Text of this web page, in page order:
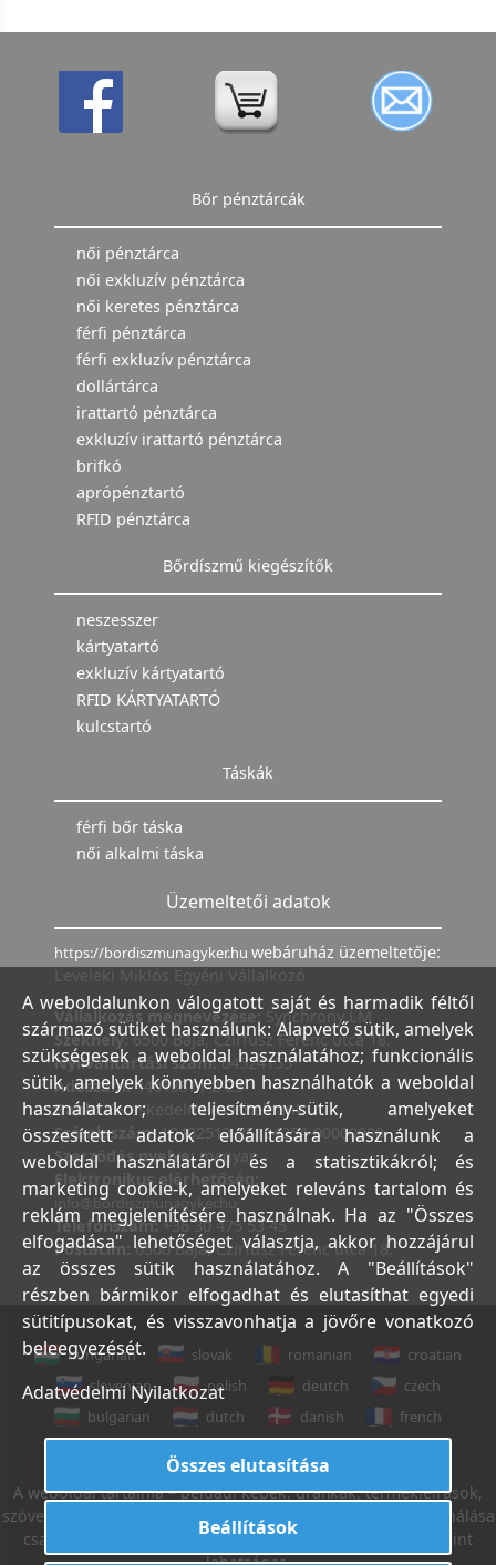
Bőr pénztárcák
női pénztárca
női exkluzív pénztárca
női keretes pénztárca
férfi pénztárca
férfi exkluzív pénztárca
dollártárca
irattartó pénztárca
exkluzív irattartó pénztárca
brifkó
aprópénztartó
RFID pénztárca
Bőrdíszmű kiegészítők
neszesszer
kártyatartó
exkluzív kártyatartó
RFID KÁRTYATARTÓ
kulcstartó
Táskák
férfi bőr táska
női alkalmi táska
Üzemeltetői adatok
https://bordiszmunagyker.hu webáruház üzemeltetője:
Leveleki Miklós Egyéni Vállalkozó
Vállalkozás megnevezése: Synchrony LM
Székhely:6500 Baja, Czirfusz Ferenc utca 18.
Nyilvántartási szám:04524155
Adószám:44018371-2-23
Bank:Kereskedelmi és Hitelbank
Számlaszám:10402513-25154254-00000000
Szerződés nyelve:magyar
Elektronikus elérhetőség:
info@bordiszmunagyker.hu
Telefonszám: +36 30 475 53 45
Postacím:6500 Baja, Czirfusz Ferenc utca 18.
hungarian slovak romanian
croatian
slovenian
polish deutch
czech
bulgarian
dutch danish
french
A weboldal tartalma – például képek, grafikák, termékleírások,
szövegek, stb. – Leveleki Miklós E.V. tulajdona, azok felhasználása
csak az Általános Szerződési Feltételek 18. sz. pontja szerint
A weboldalunkon válogatott saját és harmadik féltől
származó sütiket használunk: Alapvető sütik, amelyek
szükségesek a weboldal használatához; funkcionális
sütik, amelyek könnyebben használhatók a weboldal
használatakor; teljesítmény-sütik, amelyeket
összesített adatok előállítására használunk a
weboldal használatáról és a statisztikákról; és
marketing cookie-k, amelyeket releváns tartalom és
reklám megjelenítésére használnak. Ha az "Összes
elfogadása" lehetőséget választja, akkor hozzájárul
az összes sütik használatához. A "Beállítások"
részben bármikor elfogadhat és elutasíthat egyedi
sütitípusokat, és visszavonhatja a jövőre vonatkozó
beleegyezését.
Adatvédelmi Nyilatkozat
Összes elutasítása
Beállítások